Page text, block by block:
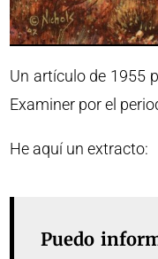
Un artículo de 1955
Examiner por el
He aquí un extracto:
Puedo